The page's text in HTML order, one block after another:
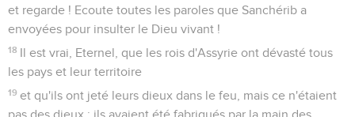
et regarde ! Ecoute toutes les paroles que Sanchérib a
envoyées pour insulter le Dieu vivant !
18 Il est vrai, Eternel, que les rois d'Assyrie ont dévasté tous
les pays et leur territoire
19 et qu'ils ont jeté leurs dieux dans le feu, mais ce n'étaient
pas des dieux : ils avaient été fabriqués par la main des